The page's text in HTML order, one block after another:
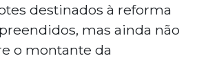
destinados à reforma
mas ainda não
o montante da